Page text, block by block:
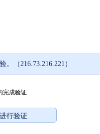
（216.73.216.221）
完成验证